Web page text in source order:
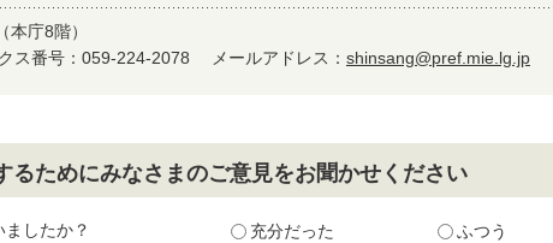
庁8階）
ス番号：059-224-2078 メールアドレス： shinsang@pref.mie.lg.jp
るためにみなさまのご意見をお聞かせください
したか？ 充分だった ふつう